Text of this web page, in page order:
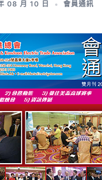
08 月 10 日 會員通訊